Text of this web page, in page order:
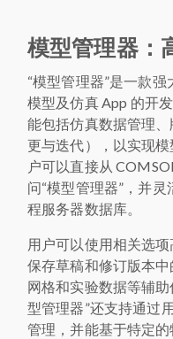
模型管理器：
“模型管理器”是一款
模型及仿真 App 的开
能包括仿真数据管理
更与迭代），以实现
户可以直接从
问“模型管理器”，并
程服务器数据库。
用户可以使用相关选
保存草稿和修订版本中
网格和实验数据等辅
型管理器”还支持通过
管理，并能基于特定